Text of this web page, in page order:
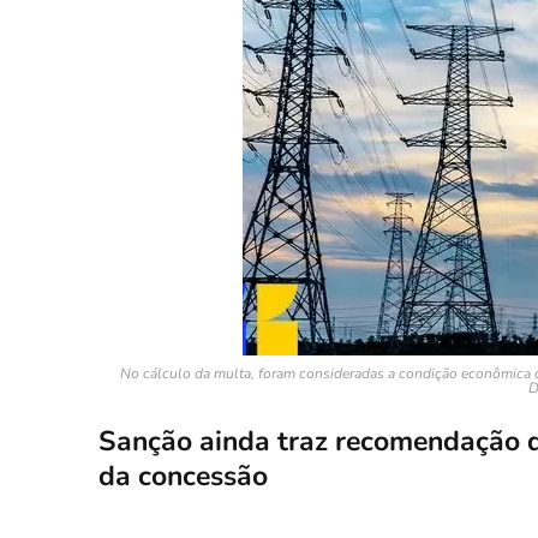
No cálculo da multa, foram consideradas a condição econômica
Sanção ainda traz
da concessão